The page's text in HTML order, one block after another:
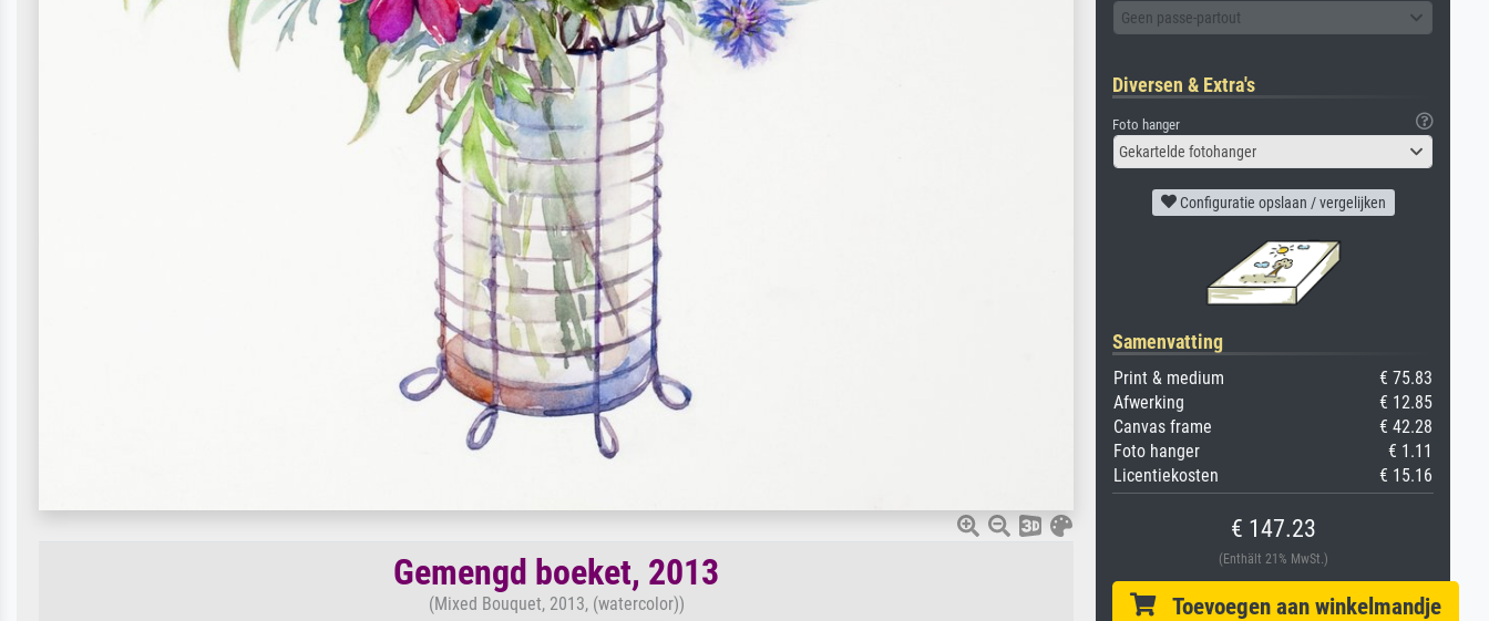
Gemengd boeket, 2013
(Mixed Bouquet, 2013, (watercolor))
Geen passe-partout
Diversen & Extra's
Foto hanger
Gekartelde fotohanger
Configuratie opslaan / vergelijken
Samenvatting
Print & medium
€ 75.83
Afwerking
€ 12.85
Canvas frame
€ 42.28
Foto hanger
€ 1.11
Licentiekosten
€ 15.16
€ 147.23
(Enthält 21% MwSt.)
Toevoegen aan winkelmandje